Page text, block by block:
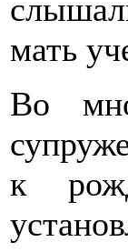
мать
Во
к